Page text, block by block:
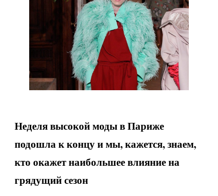
Неделя высокой моды в Париже
подошла к концу и мы, кажется, знаем,
кто окажет наибольшее влияние на
грядущий сезон